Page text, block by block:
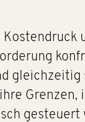
Grenzen,
gesteuert